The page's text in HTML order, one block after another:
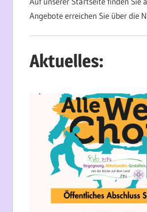
Angebote erreichen Sie über die
Aktuelles: